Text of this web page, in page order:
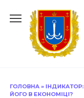
до
ГОЛОВНА »
ЙОГО В ЕКОНОМІЦІ?